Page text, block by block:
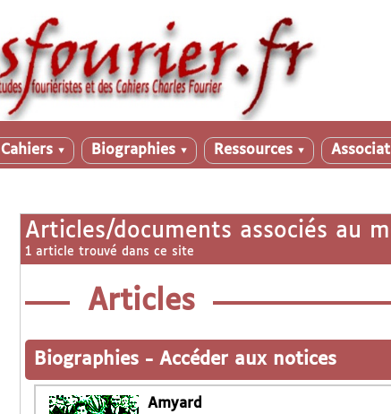
Cahiers ▼ Biographies ▼ Ressources ▼
Articles/documents associés au
1 article trouvé dans ce site
Articles
Biographies - Accéder aux notices
Amyard